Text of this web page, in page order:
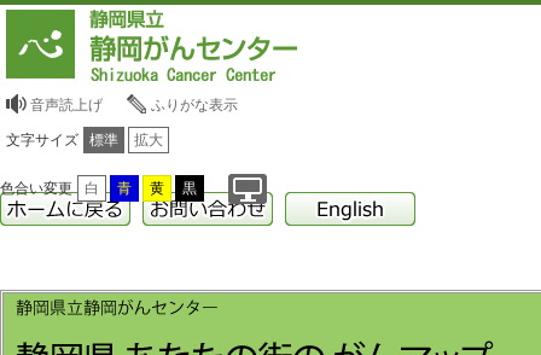
音声読上げ ふりがな表示
文字サイズ 標準 拡大
色合い変更 白 青 黄 黒